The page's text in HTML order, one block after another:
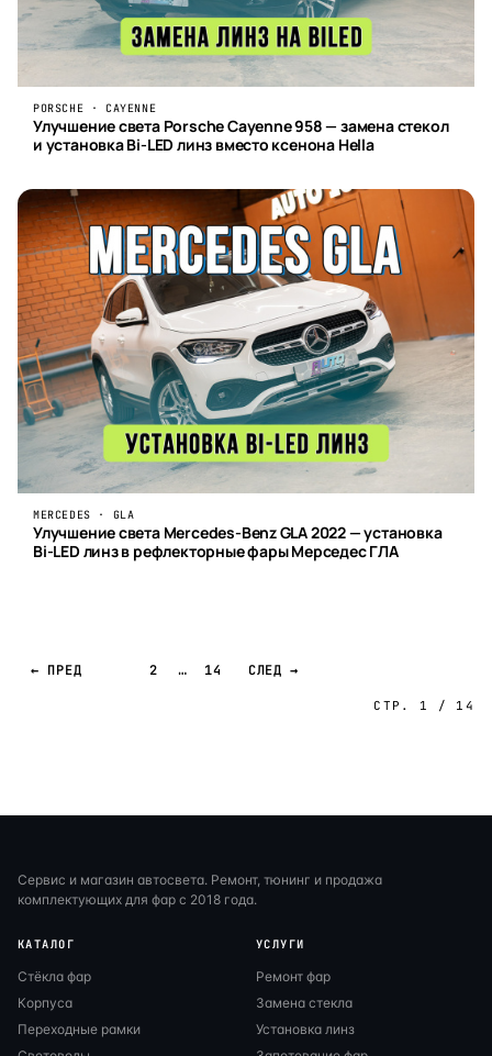
PORSCHE · CAYENNE
Улучшение света Porsche Cayenne 958 — замена стекол
и установка Bi-LED линз вместо ксенона Hella
MERCEDES · GLA
Улучшение света Mercedes-Benz GLA 2022 — установка
Bi-LED линз в рефлекторные фары Мерседес ГЛА
← ПРЕД 2 … 14 СЛЕД →
СТР. 1 / 14
Сервис и магазин автосвета. Ремонт, тюнинг и продажа
комплектующих для фар с 2018 года.
КАТАЛОГ
Стёкла фар
Корпуса
Переходные рамки
УСЛУГИ
Ремонт фар
Замена стекла
Установка линз